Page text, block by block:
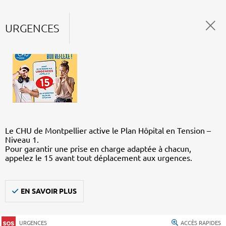
URGENCES
Le CHU de Montpellier active le Plan Hôpital en Tension –
Niveau 1.
Pour garantir une prise en charge adaptée à chacun,
appelez le 15 avant tout déplacement aux urgences.
EN SAVOIR PLUS
URGENCES ACCÈS RAPIDES